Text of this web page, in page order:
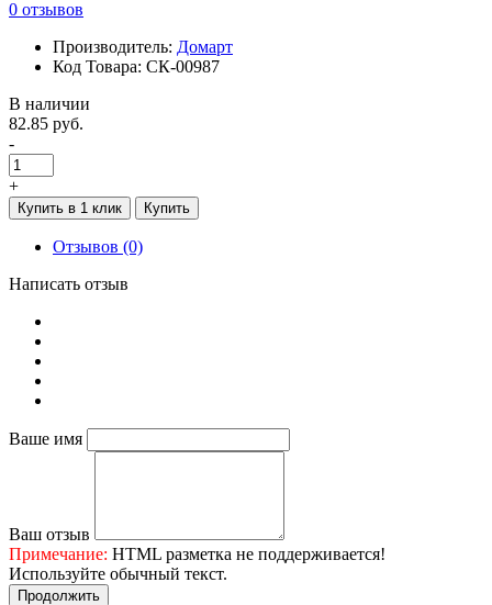
0 отзывов
Производитель: Домарт
Код Товара: СК-00987
В наличии
82.85 руб.
-
+
Купить в 1 клик Купить
Отзывов (0)
Написать отзыв
Ваше имя
Ваш отзыв
Примечание: HTML разметка не поддерживается!
Используйте обычный текст.
Продолжить